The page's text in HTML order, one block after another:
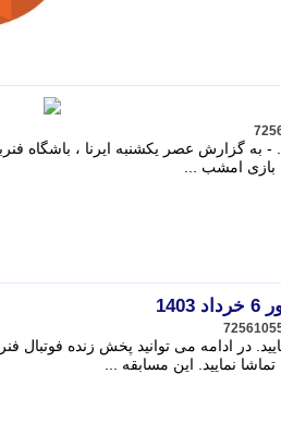
- به گزارش عصر یکشنبه ایرنا ، باشگاه
- را تماشا نمایید. در ادامه می توانید پخش زنده